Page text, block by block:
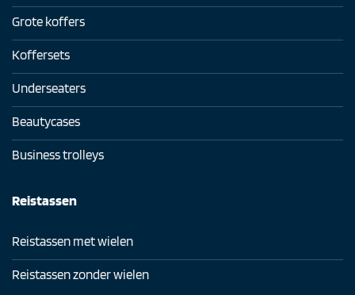
Grote koffers
Koffersets
Underseaters
Beautycases
Business trolleys
Reistassen
Reistassen met wielen
Reistassen zonder wielen